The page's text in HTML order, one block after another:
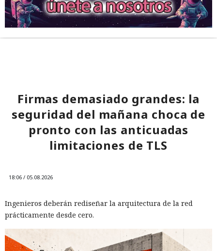
Firmas demasiado grandes: la
seguridad del mañana choca de
pronto con las anticuadas
limitaciones de TLS
18:06 / 05.08.2026
Ingenieros deberán rediseñar la arquitectura de la red
prácticamente desde cero.